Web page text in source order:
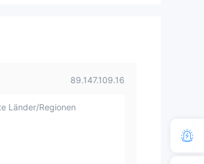
89.147.109.16
Länder/Regionen